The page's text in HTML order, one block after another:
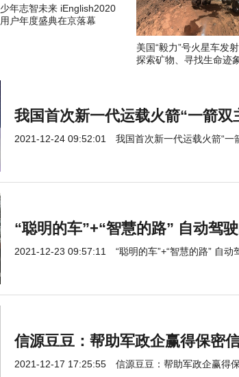
少年志智未来 iEnglish2020
用户年度盛典在京落幕
美国“毅力”号火星车发
探索矿物、寻找生命迹
我国首次新一代运载火箭“一箭双
2021-12-24 09:52:01 我国首次新一代运载火箭“一
“聪明的车”+“智慧的路” 自动驾
2021-12-23 09:57:11 “聪明的车”+“智慧的路” 自
信源豆豆：帮助军政企赢得保密
2021-12-17 17:25:55 信源豆豆：帮助军政企赢得